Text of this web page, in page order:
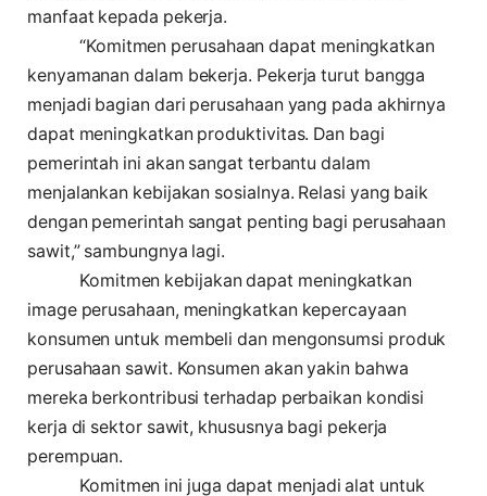
manfaat kepada pekerja.
“Komitmen perusahaan dapat meningkatkan
kenyamanan dalam bekerja. Pekerja turut bangga
menjadi bagian dari perusahaan yang pada akhirnya
dapat meningkatkan produktivitas. Dan bagi
pemerintah ini akan sangat terbantu dalam
menjalankan kebijakan sosialnya. Relasi yang baik
dengan pemerintah sangat penting bagi perusahaan
sawit,” sambungnya lagi.
Komitmen kebijakan dapat meningkatkan
image perusahaan, meningkatkan kepercayaan
konsumen untuk membeli dan mengonsumsi produk
perusahaan sawit. Konsumen akan yakin bahwa
mereka berkontribusi terhadap perbaikan kondisi
kerja di sektor sawit, khususnya bagi pekerja
perempuan.
Komitmen ini juga dapat menjadi alat untuk